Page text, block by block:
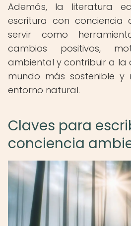
Además, la literatura
escritura con conciencia
servir como
cambios positivos,
ambiental y contribuir a la
mundo más sostenible y
entorno natural.
Claves para
conciencia